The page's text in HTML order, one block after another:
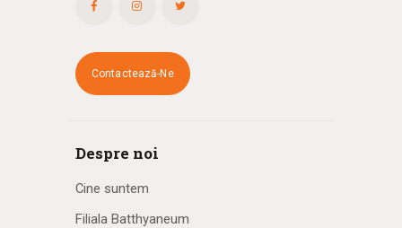
Contactează-Ne
Despre noi
Cine suntem
Filiala Batthyaneum